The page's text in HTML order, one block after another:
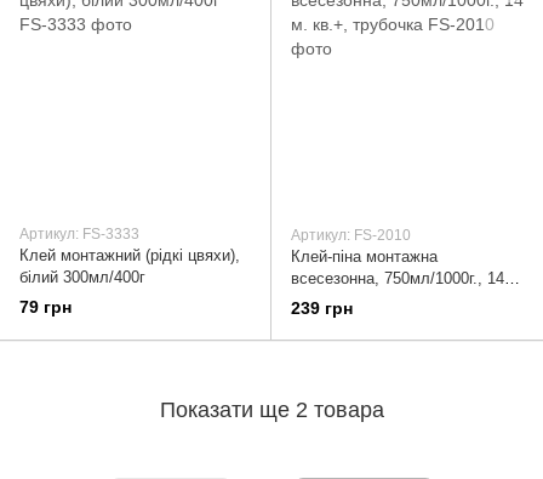
Артикул: FS-3333
Клей монтажний (рідкі цвяхи),
білий 300мл/400г
79 грн
Артикул: FS-2010
Клей-піна монтажна
всесезонна, 750мл/1000г., 14
м. кв.+, трубочка
239 грн
Показати ще 2 товара